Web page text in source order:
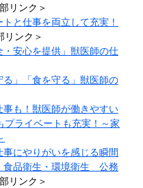
リンク＞
と仕事を両立して充実！
リンク＞
安心を提供」獣医師の仕
」「食を守る」獣医師の
も！獣医師が働きやすい
プライベートも充実！～家
にやりがいを感じる瞬間
食品衛生・環境衛生 公務
リンク＞